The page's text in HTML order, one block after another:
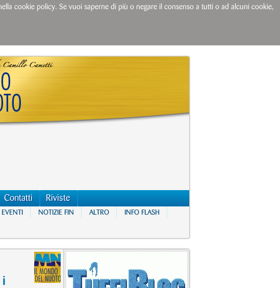
Contatti Riviste
EVENTI NOTIZIE FIN ALTRO INFO FLASH
i
cookie policy. Se vuoi saperne di più o negare il consenso a tutti o ad alcuni cookie,